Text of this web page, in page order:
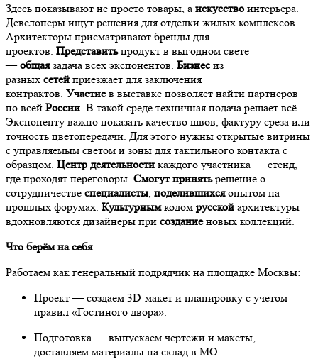
Здесь показывают не просто товары, а искусство интерьера.
Девелоперы ищут решения для отделки жилых комплексов.
Архитекторы присматривают бренды для
проектов. Представитьпродукт в выгодном свете
—общаязадача всех экспонентов. Бизнесиз
разных сетей приезжает для заключения
контрактов. Участиев выставке позволяет найти партнеров
по всей России. В такой среде техничная подача решает всё.
Экспоненту важно показать качество швов, фактуру среза или
точность цветопередачи. Для этого нужны открытые витрины
с управляемым светом и зоны для тактильного контакта с
образцом. Центр деятельности каждого участника — стенд,
где проходят переговоры. Смогут принятьрешение о
сотрудничестве специалисты, поделившихсяопытом на
прошлых форумах. Культурнымкодом русской архитектуры
вдохновляются дизайнеры при созданиеновых коллекций.
Что берём на себя
Работаем как генеральный подрядчик на площадке Москвы:
Проект — создаем 3D-макет и планировку с учетом
правил «Гостиного двора».
Подготовка — выпускаем чертежи и макеты,
доставляем материалы на склад в МО.